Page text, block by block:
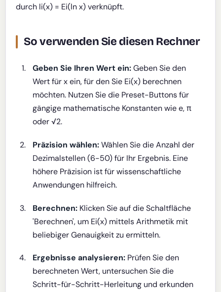
durch li(x) = Ei(ln x) verknüpft.
So verwenden Sie diesen Rechner
Geben Sie Ihren Wert ein:Geben Sie den
Wert für x ein, für den Sie Ei(x) berechnen
möchten. Nutzen Sie die Preset-Buttons für
gängige mathematische Konstanten wie e, π
oder √2.
Präzision wählen:Wählen Sie die Anzahl der
Dezimalstellen (6-50) für Ihr Ergebnis. Eine
höhere Präzision ist für wissenschaftliche
Anwendungen hilfreich.
Berechnen: Klicken Sie auf die Schaltfläche
'Berechnen', um Ei(x) mittels Arithmetik mit
beliebiger Genauigkeit zu ermitteln.
Ergebnisse analysieren: Prüfen Sie den
berechneten Wert, untersuchen Sie die
Schritt-für-Schritt-Herleitung und erkunden